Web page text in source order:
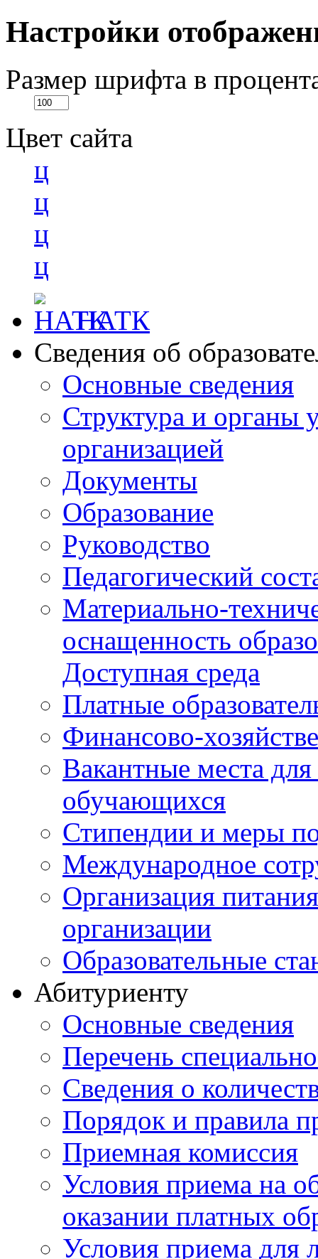
Настройки
Размер шрифта в
Цвет сайта
ц
ц
ц
ц
НАТК
Сведения об
Основные сведения
Структура и органы
организацией
Документы
Образование
Руководство
Педагогический
Материально-
оснащенность
Доступная среда
Платные
Финансово-
Вакантные места
обучающихся
Стипендии и меры
Международное
Организация
организации
Образовательные
Абитуриенту
Основные сведения
Перечень
Cведения о
Порядок и правила
Приемная комиссия
Условия приема на
оказании платных
Условия приема для